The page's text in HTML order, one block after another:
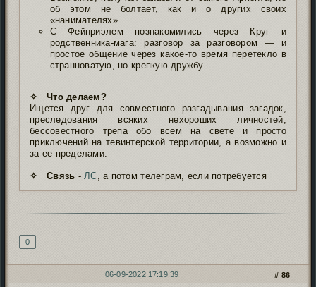
об этом не болтает, как и о других своих
«нанимателях».
С Фейнриэлем познакомились через Круг и
родственника-мага: разговор за разговором — и
простое общение через какое-то время перетекло в
странноватую, но крепкую дружбу.
✧ Что делаем?
Ищется друг для совместного разгадывания загадок,
преследования всяких нехороших личностей,
бессовестного трепа обо всем на свете и просто
приключений на тевинтерской территории, а возможно и
за ее пределами.
✧ Связь - ЛС , а потом телеграм, если потребуется
0
86
06-09-2022 17:19:39